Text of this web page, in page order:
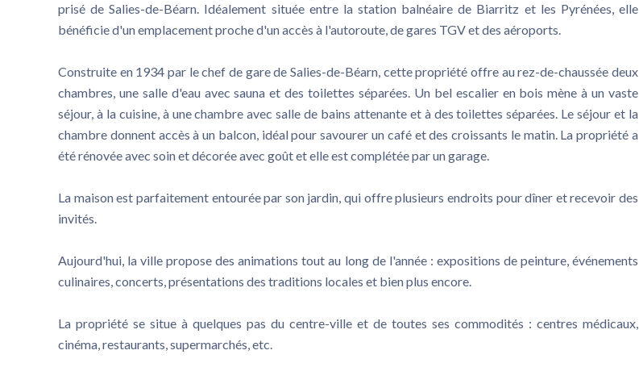
prisé de Salies-de-Béarn. Idéalement située entre la station balnéaire de Biarritz et les Pyrénées, elle
bénéficie d'un emplacement proche d'un accès à l'autoroute, de gares TGV et des aéroports.
Construite en 1934 par le chef de gare de Salies-de-Béarn, cette propriété offre au rez-de-chaussée deux
chambres, une salle d'eau avec sauna et des toilettes séparées. Un bel escalier en bois mène à un vaste
séjour, à la cuisine, à une chambre avec salle de bains attenante et à des toilettes séparées. Le séjour et la
chambre donnent accès à un balcon, idéal pour savourer un café et des croissants le matin. La propriété a
été rénovée avec soin et décorée avec goût et elle est complétée par un garage.
La maison est parfaitement entourée par son jardin, qui offre plusieurs endroits pour dîner et recevoir des
invités.
Aujourd'hui, la ville propose des animations tout au long de l'année : expositions de peinture, événements
culinaires, concerts, présentations des traditions locales et bien plus encore.
La propriété se situe à quelques pas du centre-ville et de toutes ses commodités : centres médicaux,
cinéma, restaurants, supermarchés, etc.